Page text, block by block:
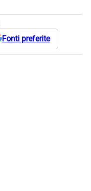
Fonti preferite